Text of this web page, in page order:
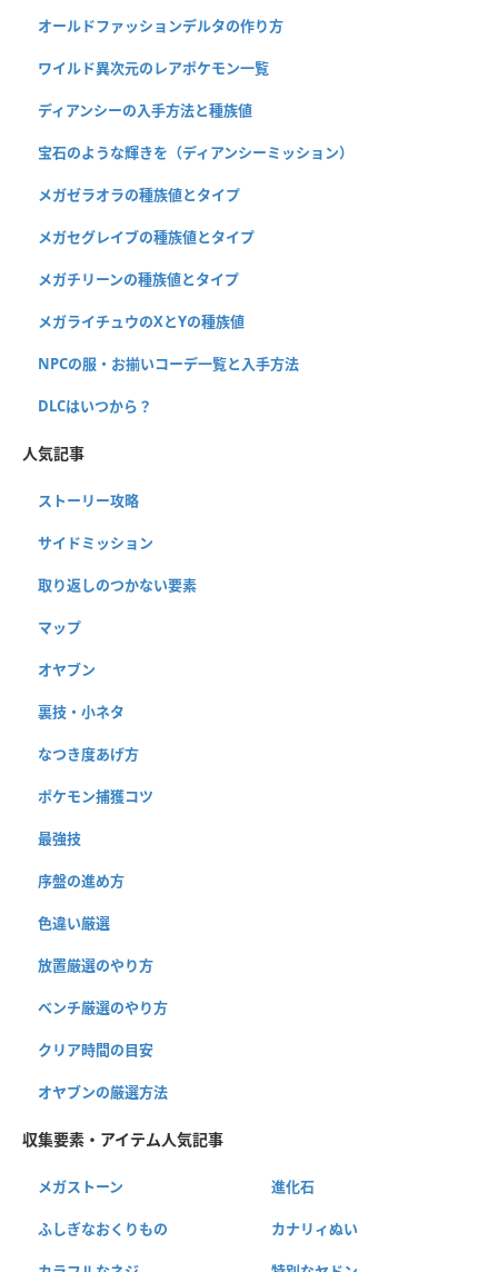
オールドファッションデルタの作り方
ワイルド異次元のレアポケモン一覧
ディアンシーの入手方法と種族値
宝石のような輝きを（ディアンシーミッション）
メガゼラオラの種族値とタイプ
メガセグレイブの種族値とタイプ
メガチリーンの種族値とタイプ
メガライチュウのXとYの種族値
NPCの服・お揃いコーデ一覧と入手方法
DLCはいつから？
人気記事
ストーリー攻略
サイドミッション
取り返しのつかない要素
マップ
オヤブン
裏技・小ネタ
なつき度あげ方
ポケモン捕獲コツ
最強技
序盤の進め方
色違い厳選
放置厳選のやり方
ベンチ厳選のやり方
クリア時間の目安
オヤブンの厳選方法
収集要素・アイテム人気記事
メガストーン 進化石
ふしぎなおくりもの カナリィぬい